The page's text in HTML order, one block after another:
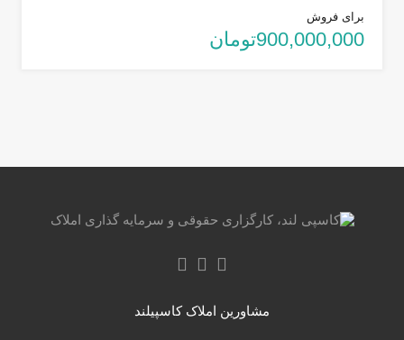
برای فروش
900,000,000تومان
مشاورین املاک کاسپیلند